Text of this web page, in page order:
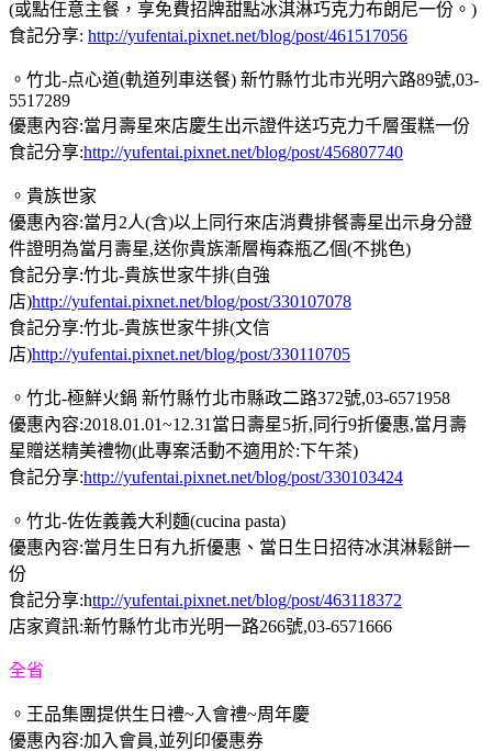
(或點任意主餐，享免費招牌甜點冰淇淋巧克力布朗尼一份。)
食記分享: http://yufentai.pixnet.net/blog/post/461517056
。竹北-点心道(軌道列車送餐) 新竹縣竹北市光明六路89號,03-
5517289
優惠內容:當月壽星來店慶生出示證件送巧克力千層蛋糕一份
食記分享:http://yufentai.pixnet.net/blog/post/456807740
。貴族世家
優惠內容:當月2人(含)以上同行來店消費排餐壽星出示身分證
件證明為當月壽星,送你貴族漸層梅森瓶乙個(不挑色)
食記分享:竹北-貴族世家牛排(自強
店)http://yufentai.pixnet.net/blog/post/330107078
食記分享:竹北-貴族世家牛排(文信
店)http://yufentai.pixnet.net/blog/post/330110705
。竹北-極鮮火鍋 新竹縣竹北市縣政二路372號,03-6571958
優惠內容:2018.01.01~12.31當日壽星5折,同行9折優惠,當月壽
星贈送精美禮物(此專案活動不適用於:下午茶)
食記分享:http://yufentai.pixnet.net/blog/post/330103424
。竹北-佐佐義義大利麵(cucina pasta)
優惠內容:當月生日有九折優惠、當日生日招待冰淇淋鬆餅一
份
食記分享:http://yufentai.pixnet.net/blog/post/463118372
店家資訊:新竹縣竹北市光明一路266號,03-6571666
全省
。王品集團提供生日禮~入會禮~周年慶
優惠內容:加入會員,並列印優惠券